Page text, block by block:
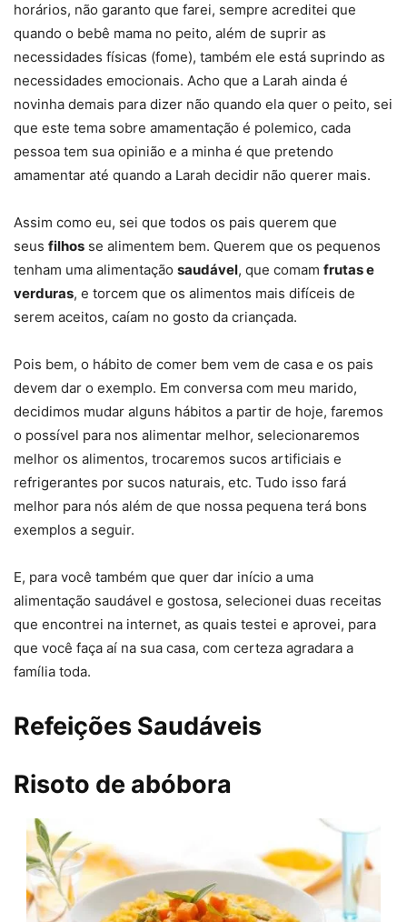
horários, não garanto que farei, sempre acreditei que
quando o bebê mama no peito, além de suprir as
necessidades físicas (fome), também ele está suprindo as
necessidades emocionais. Acho que a Larah ainda é
novinha demais para dizer não quando ela quer o peito, sei
que este tema sobre amamentação é polemico, cada
pessoa tem sua opinião e a minha é que pretendo
amamentar até quando a Larah decidir não querer mais.
Assim como eu, sei que todos os pais querem que
seus filhos se alimentem bem. Querem que os pequenos
tenham uma alimentação saudável, que comam frutas e
verduras, e torcem que os alimentos mais difíceis de
serem aceitos, caíam no gosto da criançada.
Pois bem, o hábito de comer bem vem de casa e os pais
devem dar o exemplo. Em conversa com meu marido,
decidimos mudar alguns hábitos a partir de hoje, faremos
o possível para nos alimentar melhor, selecionaremos
melhor os alimentos, trocaremos sucos artificiais e
refrigerantes por sucos naturais, etc. Tudo isso fará
melhor para nós além de que nossa pequena terá bons
exemplos a seguir.
E, para você também que quer dar início a uma
alimentação saudável e gostosa, selecionei duas receitas
que encontrei na internet, as quais testei e aprovei, para
que você faça aí na sua casa, com certeza agradara a
família toda.
Refeições Saudáveis
Risoto de abóbora